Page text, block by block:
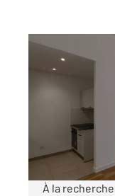
DOLE 39
63,74 m
720 €
par mois
À la